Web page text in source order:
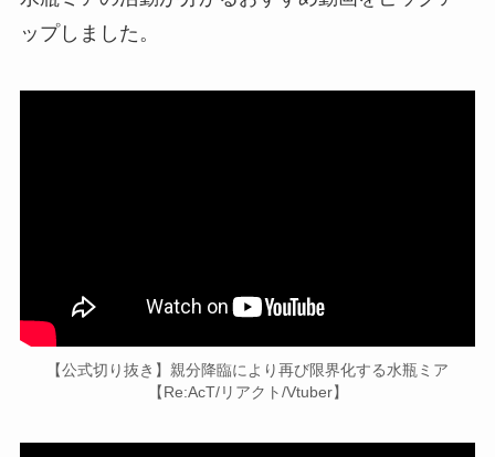
ップしました。
【公式切り抜き】親分降臨により再び限界化する水瓶ミア
【Re:AcT/リアクト/Vtuber】